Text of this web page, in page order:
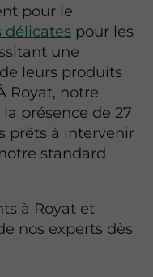
pour le
délicates pour les
une
leurs produits
Royat, notre
présence de 27
prêts à intervenir
standard
à Royat et
nos experts dès